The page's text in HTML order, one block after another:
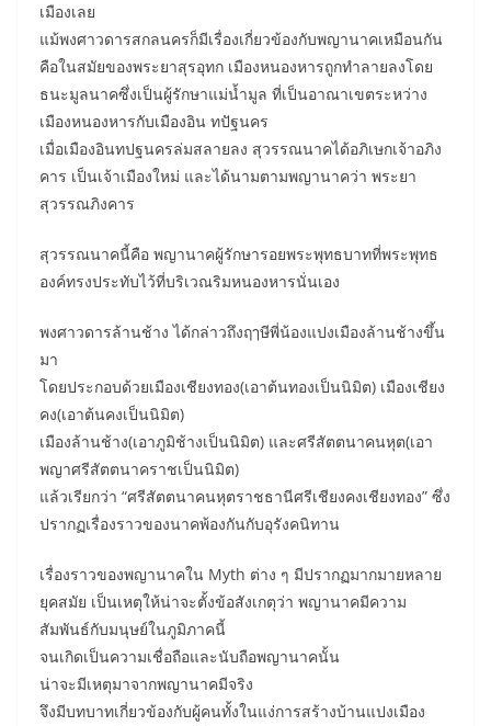
เมืองเลย
แม้พงศาวดารสกลนครก็มีเรื่องเกี่ยวข้องกับพญานาคเหมือนกัน
คือในสมัยของพระยาสุรอุทก เมืองหนองหารถูกทำลายลงโดย
ธนะมูลนาคซึ่งเป็นผู้รักษาแม่น้ำมูล ที่เป็นอาณาเขตระหว่าง
เมืองหนองหารกับเมืองอิน ทปัฐนคร
เมื่อเมืองอินทปฐนครล่มสลายลง สุวรรณนาคได้อภิเษกเจ้าอภิง
คาร เป็นเจ้าเมืองใหม่ และได้นามตามพญานาคว่า พระยา
สุวรรณภิงคาร
สุวรรณนาคนี้คือ พญานาคผู้รักษารอยพระพุทธบาทที่พระพุทธ
องค์ทรงประทับไว้ที่บริเวณริมหนองหารนั่นเอง
พงศาวดารล้านช้าง ได้กล่าวถึงฤๅษีพี่น้องแปงเมืองล้านช้างขึ้น
มา
โดยประกอบด้วยเมืองเชียงทอง(เอาต้นทองเป็นนิมิต) เมืองเชียง
คง(เอาต้นคงเป็นนิมิต)
เมืองล้านช้าง(เอาภูมิช้างเป็นนิมิต) และศรีสัตตนาคนหุต(เอา
พญาศรีสัตตนาคราชเป็นนิมิต)
แล้วเรียกว่า “ศรีสัตตนาคนหุตราชธานีศรีเชียงคงเชียงทอง” ซึ่ง
ปรากฏเรื่องราวของนาคพ้องกันกับอุรังคนิทาน
เรื่องราวของพญานาคใน Myth ต่าง ๆ มีปรากฏมากมายหลาย
ยุคสมัย เป็นเหตุให้น่าจะตั้งข้อสังเกตุว่า พญานาคมีความ
สัมพันธ์กับมนุษย์ในภูมิภาคนี้
จนเกิดเป็นความเชื่อถือและนับถือพญานาคนั้น
น่าจะมีเหตุมาจากพญานาคมีจริง
จึงมีบทบาทเกี่ยวข้องกับผู้คนทั้งในแง่การสร้างบ้านแปงเมือง